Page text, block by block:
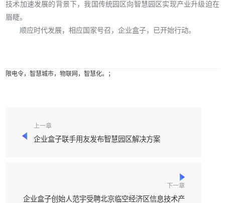
技术加速发展的背景下，我国传统园区向智慧园区实现产业升级迫在
眉睫。
顺应时代发展，相应国家号召，企业盒子，已开始行动。
限电令，智慧城市，物联网，智慧化。；
上一章
企业盒子联手用友发布智慧园区解决方案
下一章
企业盒子创始人范宇受聘北京临空经济区信息技术产